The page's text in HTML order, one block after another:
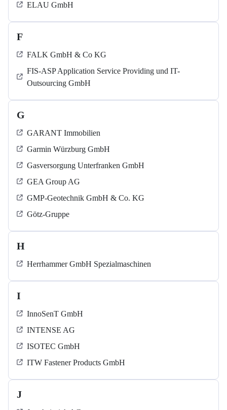
ELAU GmbH
F
FALK GmbH & Co KG
FIS-ASP Application Service Providing und IT-
Outsourcing GmbH
G
GARANT Immobilien
Garmin Würzburg GmbH
Gasversorgung Unterfranken GmbH
GEA Group AG
GMP-Geotechnik GmbH & Co. KG
Götz-Gruppe
H
Herrhammer GmbH Spezialmaschinen
I
InnoSenT GmbH
INTENSE AG
ISOTEC GmbH
ITW Fastener Products GmbH
J